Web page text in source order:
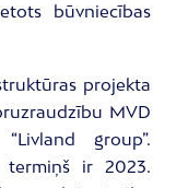
būvniecības
projekta
MVD
group”.
termiņš ir 2023.